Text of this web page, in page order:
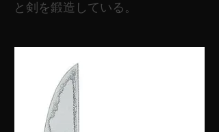
と剣を鍛造している。